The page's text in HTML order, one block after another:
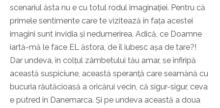
scenariul ăsta nu e cu totul rodul imaginației. Pentru că
primele sentimente care te vizitează în fața acestei
imagini sunt invidia și nedumerirea. Adică, ce Doamne
iartă-mă le face EL ăstora, de îl iubesc așa de tare?!
Dar undeva, în colțul zâmbetului tău amar, se înfiripă
această suspiciune, această speranță care seamănă cu
bucuria răutăcioasă a oricărui vecin, că sigur-sigur, ceva
e putred în Danemarca. Și pe undeva această a doua